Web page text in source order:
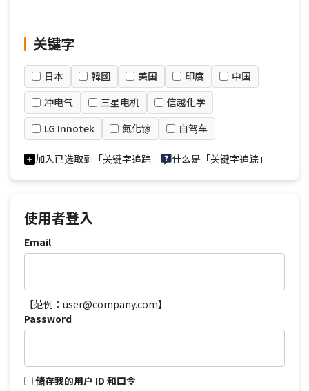
关键字
日本 韓國 美国 印度
中国
冲电气
三星电机
信越化学
LG Innotek
氮化镓 自驾车
加入已选取到「关键字追踪」 什么是「关键字追踪」
使用者登入
Email
【范例：user@company.com】
Password
储存我的用户 ID 和口令